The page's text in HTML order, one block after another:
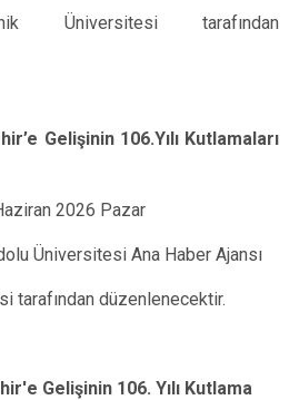
Üniversitesi tarafından
Gelişinin 106.Yılı Kutlamaları
2026 Pazar
Üniversitesi Ana Haber Ajansı
tarafından düzenlenecektir.
Gelişinin 106. Yılı Kutlama